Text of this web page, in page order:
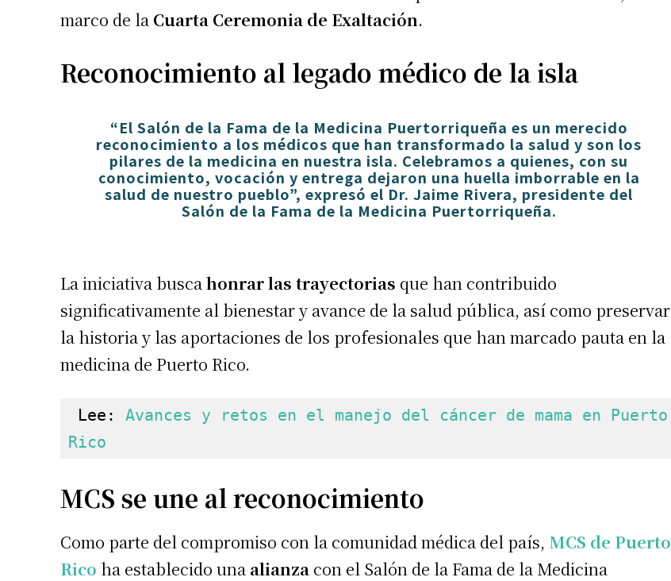
marco de la Cuarta Ceremonia de Exaltación.
Reconocimiento al legado médico de la isla
“El Salón de la Fama de la Medicina Puertorriqueña es un merecido
reconocimiento a los médicos que han transformado la saludy son los
pilares de la medicina en nuestra isla. Celebramos a quienes, con su
conocimiento, vocación y entrega dejaron una huella imborrable en la
salud de nuestro pueblo”, expresó elDr. Jaime Rivera, presidente del
Salón de la Fama de la Medicina Puertorriqueña.
La iniciativa buscahonrar las trayectorias que han contribuido
significativamente al bienestar y avance de la salud pública, así como preservar
la historia y las aportaciones de los profesionales que han marcado pauta en la
medicina de Puerto Rico.
Lee: Avances y retos en el manejo del cáncer de mama en Puerto
Rico
MCS se une al reconocimiento
Como parte del compromiso con la comunidad médica del país, MCS de Puerto
Rico ha establecido una alianza con el Salón de la Fama de la Medicina